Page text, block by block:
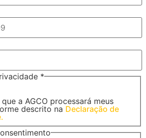
*
a AGCO processará meus
descrito na Declaração de